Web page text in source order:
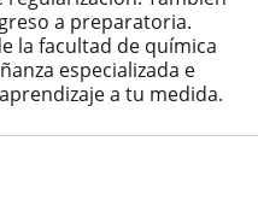
a preparatoria.
la facultad de química
especializada e
a tu medida.